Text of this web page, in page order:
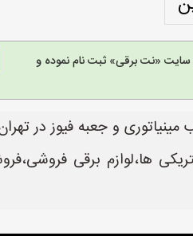
سایت «نت برقی» ثبت نام نموده و
و جعبه فیوز در
ها،لوازم برقی